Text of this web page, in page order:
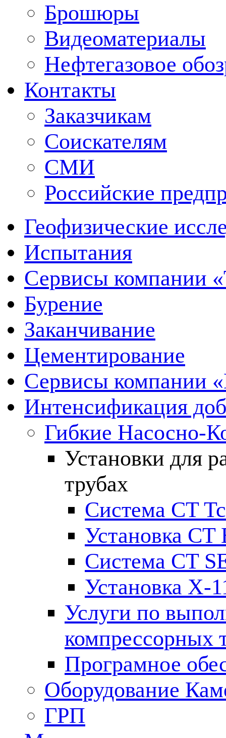
Брошюры
Видеоматериалы
Нефтегазовое
Контакты
Заказчикам
Соискателям
СМИ
Российские
Геофизические
Испытания
Сервисы компании
Бурение
Заканчивание
Цементирование
Сервисы компании
Интенсификация
Гибкие Насосно-
Установки для
трубах
Система CT
Установка CT
Система CT
Установка X-
Услуги по
компрессорных
Програмное
Оборудование
ГРП